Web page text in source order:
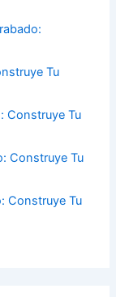
Tu
Construye Tu
Construye Tu
Construye Tu